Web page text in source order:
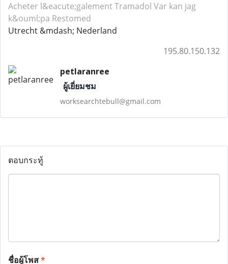
Acheter l&eacute;galement Tramadol Var kan jag
k&ouml;pa Restomed
Utrecht &mdash; Nederland
195.80.150.132
petlaranree
ผู้เยี่ยมชม
worksearchtebull@gmail.com
ตอบกระทู้
ชื่อผู้โพส*